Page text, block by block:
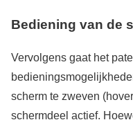
Bediening van de
Vervolgens gaat het
scherm te zweven
schermdeel actief.